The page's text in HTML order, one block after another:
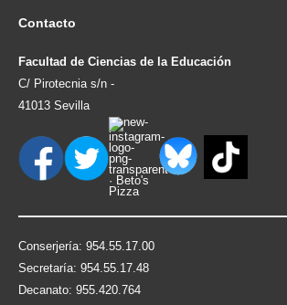
Contacto
Facultad de Ciencias de la Educación
C/ Pirotecnia s/n -
41013 Sevilla
Conserjería: 954.55.17.00
Secretaría: 954.55.17.48
Decanato: 955.420.764